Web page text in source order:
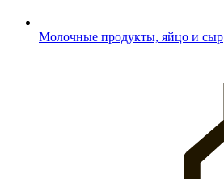
Молочные продукты, яйцо и сыр